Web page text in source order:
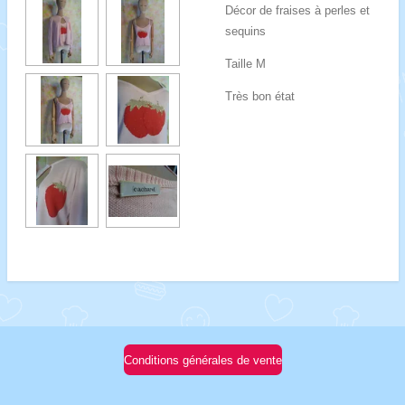
Décor de fraises à perles et
sequins
Taille M
Très bon état
Conditions générales de vente